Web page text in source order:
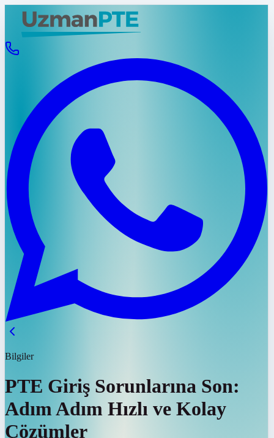
Bilgiler
PTE Giriş Sorunlarına Son:
Adım Adım Hızlı ve Kolay
Çözümler